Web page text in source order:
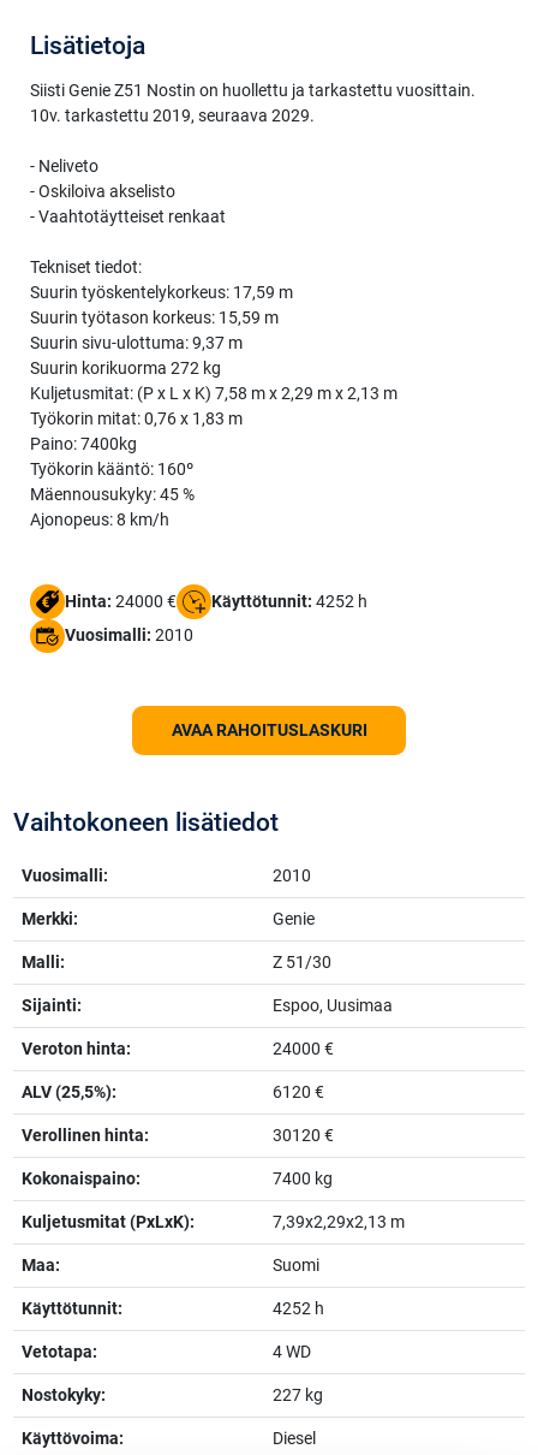
Lisätietoja
Siisti Genie Z51 Nostin on huollettu ja tarkastettu vuosittain.
10v. tarkastettu 2019, seuraava 2029.
- Neliveto
- Oskiloiva akselisto
- Vaahtotäytteiset renkaat
Tekniset tiedot:
Suurin työskentelykorkeus: 17,59 m
Suurin työtason korkeus: 15,59 m
Suurin sivu-ulottuma: 9,37 m
Suurin korikuorma 272 kg
Kuljetusmitat: (P x L x K) 7,58 m x 2,29 m x 2,13 m
Työkorin mitat: 0,76 x 1,83 m
Paino: 7400kg
Työkorin kääntö: 160º
Mäennousukyky: 45 %
Ajonopeus: 8 km/h
Hinta: 24000 € Käyttötunnit: 4252 h
Vuosimalli: 2010
AVAA RAHOITUSLASKURI
Vaihtokoneen lisätiedot
Vuosimalli: 2010
Merkki: Genie
Malli: Z 51/30
Sijainti: Espoo, Uusimaa
Veroton hinta: 24000 €
ALV (25,5%): 6120 €
Verollinen hinta: 30120 €
Kokonaispaino: 7400 kg
Kuljetusmitat (PxLxK): 7,39x2,29x2,13 m
Maa: Suomi
Käyttötunnit: 4252 h
Vetotapa: 4 WD
Nostokyky: 227 kg
Käyttövoima: Diesel